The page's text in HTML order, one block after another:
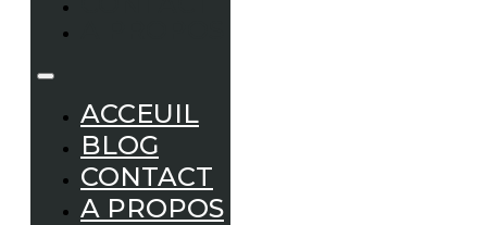
ACCEUIL
BLOG
CONTACT
A PROPOS